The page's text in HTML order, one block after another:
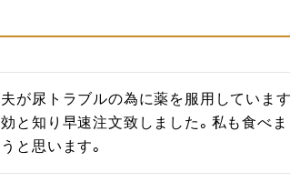
夫が尿トラブルの為に薬を服用していま
効と知り早速注文致しました。私も食べ
うと思います。